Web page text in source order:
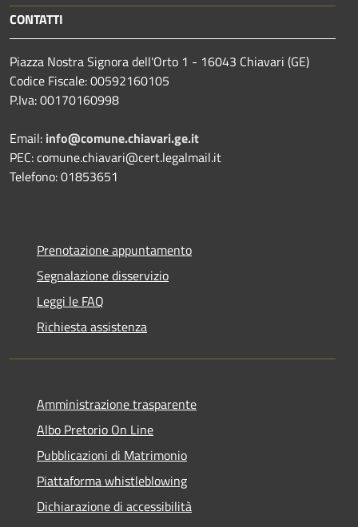
CONTATTI
Piazza Nostra Signora dell'Orto 1 - 16043 Chiavari (GE)
Codice Fiscale: 00592160105
P.Iva: 00170160998
Email: info@comune.chiavari.ge.it
PEC: comune.chiavari@cert.legalmail.it
Telefono: 01853651
Prenotazione appuntamento
Segnalazione disservizio
Leggi le FAQ
Richiesta assistenza
Amministrazione trasparente
Albo Pretorio On Line
Pubblicazioni di Matrimonio
Piattaforma whistleblowing
Dichiarazione di accessibilità